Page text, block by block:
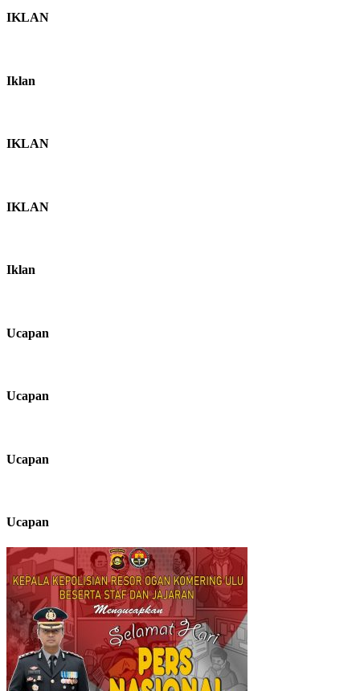
IKLAN
Iklan
IKLAN
IKLAN
Iklan
Ucapan
Ucapan
Ucapan
Ucapan